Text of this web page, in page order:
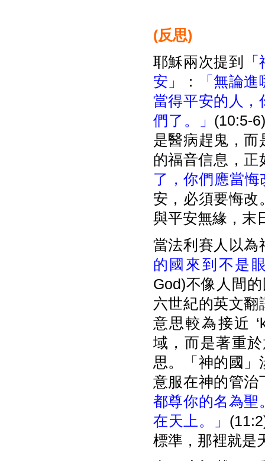
(反思)
耶穌兩次提到
安」
：
「無論
當得平安的人，
們了。」 (10:5-
是醫病趕鬼，而
的福音信息，正
了，你們應當悔
安，必須要悔改
與平安無緣，末
當法利賽人以為
的國來到不是
God)不像人間
六世紀的英文翻
意思較為接近
域，而是著重
思。「神的國」
意服在神的管治
都尊你的名為聖
在天上。」
標準，那裡就是